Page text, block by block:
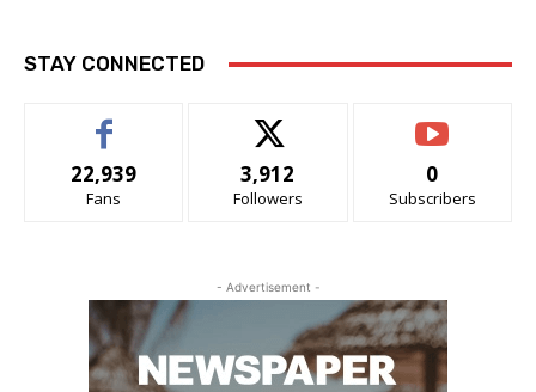
STAY CONNECTED
22,939
Fans
3,912
Followers
0
Subscribers
- Advertisement -